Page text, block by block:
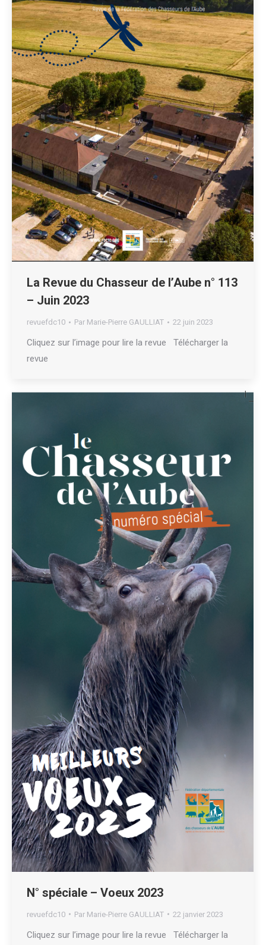
La Revue du Chasseur de l’Aube n° 113
– Juin 2023
revuefdc10 Par Marie-Pierre GAULLIAT 22 juin 2023
Cliquez sur l’image pour lire la revue Télécharger la
revue
N° spéciale – Voeux 2023
revuefdc10 Par Marie-Pierre GAULLIAT 22 janvier 2023
Cliquez sur l’image pour lire la revue Télécharger la